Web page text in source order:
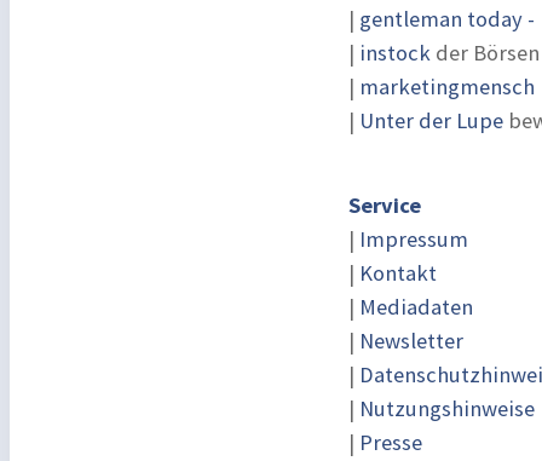
| gentleman today -
| instock der
|
| Unter der Lupe
Service
| Impressum
| Kontakt
| Mediadaten
| Newsletter
|
| Nutzungshinweise
| Presse